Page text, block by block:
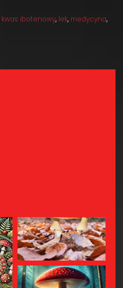
kwas ibotenowy, lek, medycyna,